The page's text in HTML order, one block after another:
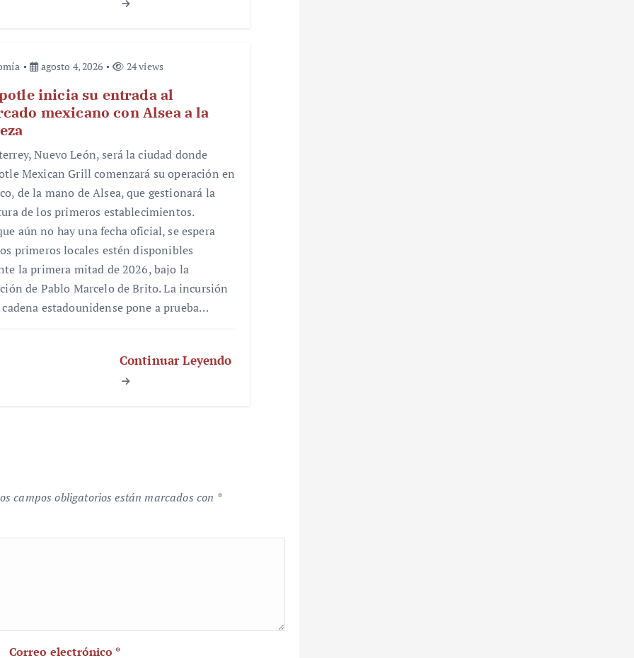
agosto 4, 2026 24 views
inicia su entrada al
mexicano con Alsea a la
Nuevo León, será la ciudad donde
Mexican Grill comenzará su operación en
de la mano de Alsea, que gestionará la
de los primeros establecimientos.
aún no hay una fecha oficial, se espera
primeros locales estén disponibles
la primera mitad de 2026, bajo la
de Pablo Marcelo de Brito. La incursión
cadena estadounidense pone a prueba…
Continuar Leyendo
campos obligatorios están marcados con *
Correo electrónico *